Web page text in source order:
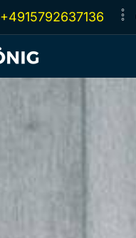
+4915792637136